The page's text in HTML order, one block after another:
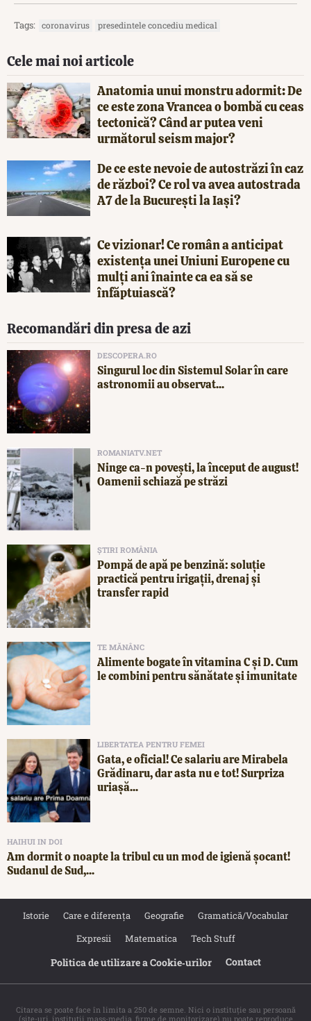
Tags: coronavirus presedintele concediu medical
Cele mai noi articole
Anatomia unui monstru adormit: De
ce este zona Vrancea o bombă cu ceas
tectonică? Când ar putea veni
următorul seism major?
De ce este nevoie de autostrăzi în caz
de război? Ce rol va avea autostrada
A7 de la București la Iași?
Ce vizionar! Ce român a anticipat
existența unei Uniuni Europene cu
mulți ani înainte ca ea să se
înfăptuiască?
Recomandări din presa de azi
DESCOPERA.RO
Singurul loc din Sistemul Solar în care
astronomii au observat...
ROMANIATV.NET
Ninge ca-n povești, la început de august!
Oamenii schiază pe străzi
ȘTIRI ROMÂNIA
Pompă de apă pe benzină: soluție
practică pentru irigații, drenaj și
transfer rapid
TE MĂNÂNC
Alimente bogate în vitamina C și D. Cum
le combini pentru sănătate și imunitate
LIBERTATEA PENTRU FEMEI
Gata, e oficial! Ce salariu are Mirabela
Grădinaru, dar asta nu e tot! Surpriza
uriașă...
HAIHUI IN DOI
Am dormit o noapte la tribul cu un mod de igienă șocant!
Sudanul de Sud,...
Istorie Care e diferența Geografie
Gramatică/Vocabular
Expresii
Matematica Tech Stuff
Politica de utilizare a Cookie‐urilor Contact
Citarea se poate face în limita a 250 de semne. Nici o instituţie sau persoană
(site-uri, instituţii mass-media, firme de monitorizare) nu poate reproduce